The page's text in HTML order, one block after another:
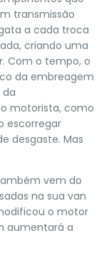
transmissão
a cada troca
criando uma
Com o tempo, o
da embreagem
motorista, como
escorregar
desgaste. Mas
vem do
na sua van
o motor
aumentará a